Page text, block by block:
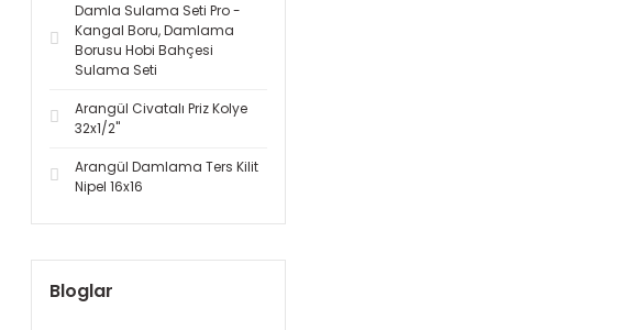
Damla Sulama Seti Pro -
Kangal Boru, Damlama
Borusu Hobi Bahçesi
Sulama Seti
Arangül Civatalı Priz Kolye
32x1/2''
Arangül Damlama Ters Kilit
Nipel 16x16
Bloglar